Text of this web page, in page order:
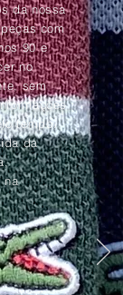
da nossa
com
90 e
no
sem
tempo.
da
na